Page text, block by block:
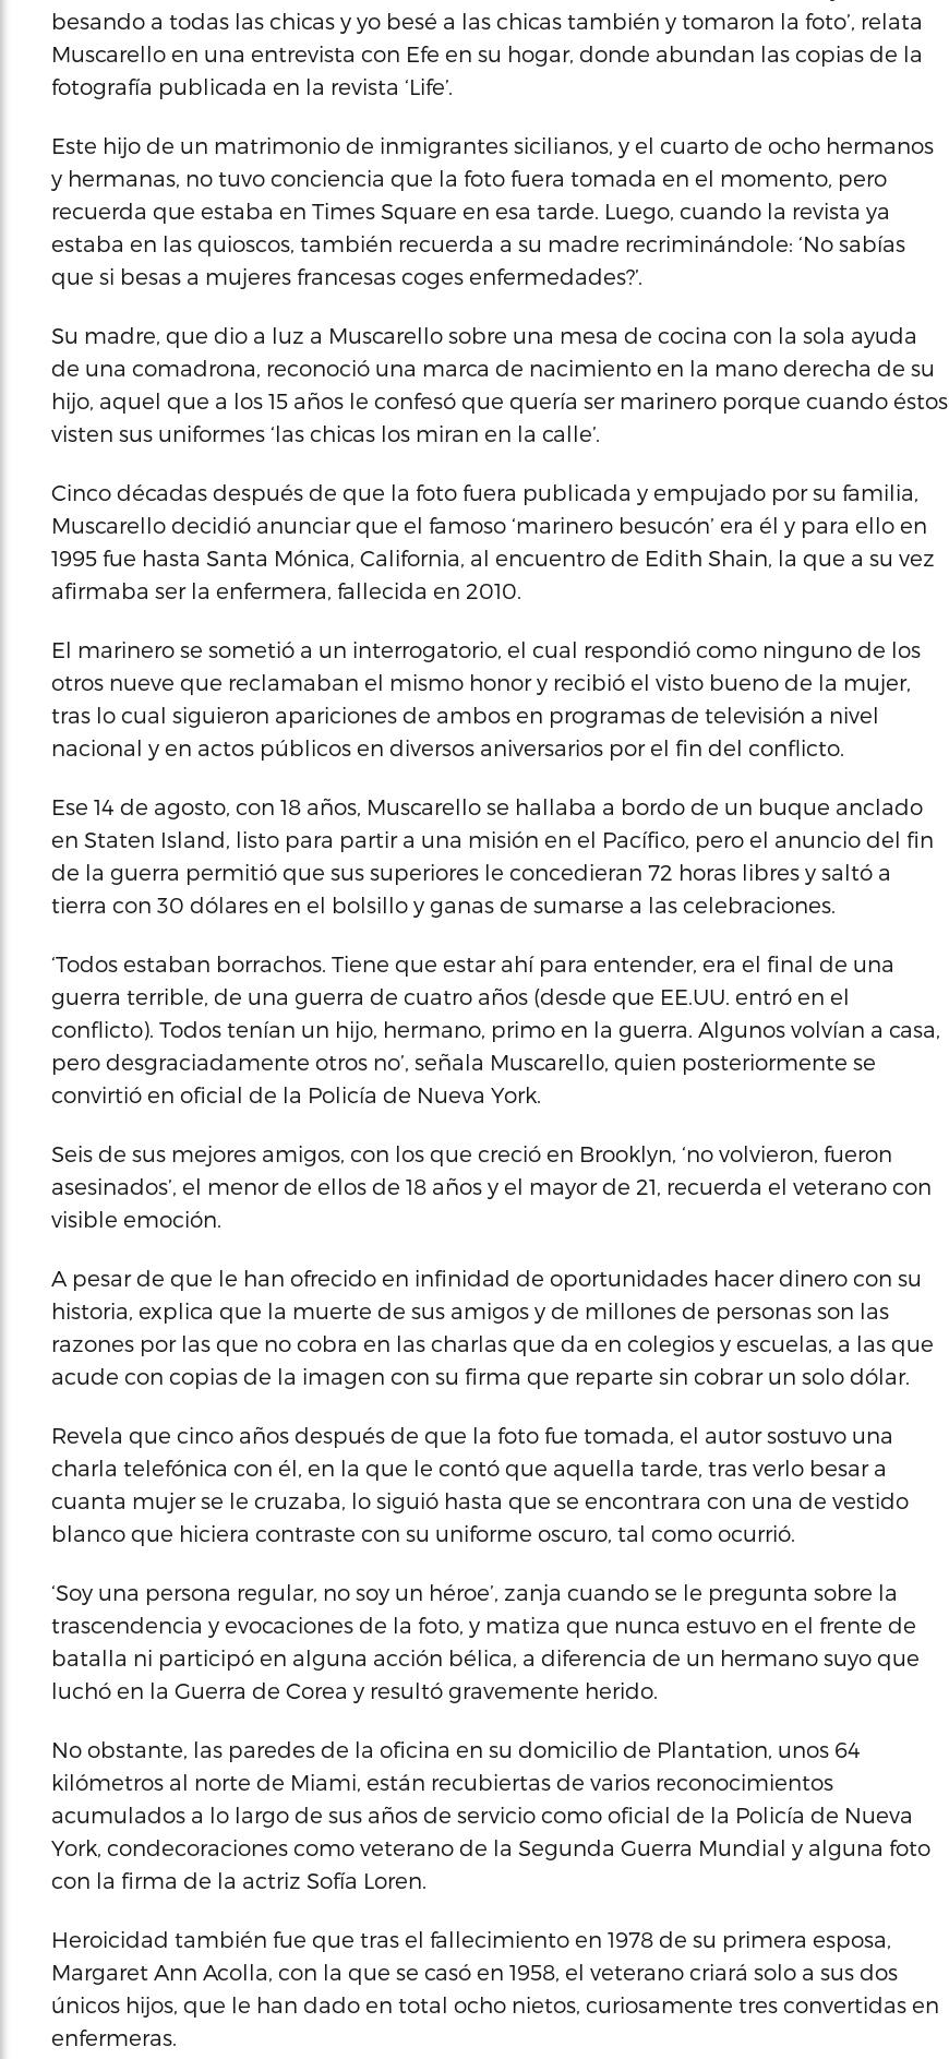
besando a todas las chicas y yo besé a las chicas también y tomaron la foto’, relata
Muscarello en una entrevista con Efe en su hogar, donde abundan las copias de la
fotografía publicada en la revista ‘Life’.
Este hijo de un matrimonio de inmigrantes sicilianos, y el cuarto de ocho hermanos
y hermanas, no tuvo conciencia que la foto fuera tomada en el momento, pero
recuerda que estaba en Times Square en esa tarde. Luego, cuando la revista ya
estaba en las quioscos, también recuerda a su madre recriminándole: ‘No sabías
que si besas a mujeres francesas coges enfermedades?’.
Su madre, que dio a luz a Muscarello sobre una mesa de cocina con la sola ayuda
de una comadrona, reconoció una marca de nacimiento en la mano derecha de su
hijo, aquel que a los 15 años le confesó que quería ser marinero porque cuando éstos
visten sus uniformes ‘las chicas los miran en la calle’.
Cinco décadas después de que la foto fuera publicada y empujado por su familia,
Muscarello decidió anunciar que el famoso ‘marinero besucón’ era él y para ello en
1995 fue hasta Santa Mónica, California, al encuentro de Edith Shain, la que a su vez
afirmaba ser la enfermera, fallecida en 2010.
El marinero se sometió a un interrogatorio, el cual respondió como ninguno de los
otros nueve que reclamaban el mismo honor y recibió el visto bueno de la mujer,
tras lo cual siguieron apariciones de ambos en programas de televisión a nivel
nacional y en actos públicos en diversos aniversarios por el fin del conflicto.
Ese 14 de agosto, con 18 años, Muscarello se hallaba a bordo de un buque anclado
en Staten Island, listo para partir a una misión en el Pacífico, pero el anuncio del fin
de la guerra permitió que sus superiores le concedieran 72 horas libres y saltó a
tierra con 30 dólares en el bolsillo y ganas de sumarse a las celebraciones.
‘Todos estaban borrachos. Tiene que estar ahí para entender, era el final de una
guerra terrible, de una guerra de cuatro años (desde que EE.UU. entró en el
conflicto). Todos tenían un hijo, hermano, primo en la guerra. Algunos volvían a casa,
pero desgraciadamente otros no’, señala Muscarello, quien posteriormente se
convirtió en oficial de la Policía de Nueva York.
Seis de sus mejores amigos, con los que creció en Brooklyn, ‘no volvieron, fueron
asesinados’, el menor de ellos de 18 años y el mayor de 21, recuerda el veterano con
visible emoción.
A pesar de que le han ofrecido en infinidad de oportunidades hacer dinero con su
historia, explica que la muerte de sus amigos y de millones de personas son las
razones por las que no cobra en las charlas que da en colegios y escuelas, a las que
acude con copias de la imagen con su firma que reparte sin cobrar un solo dólar.
Revela que cinco años después de que la foto fue tomada, el autor sostuvo una
charla telefónica con él, en la que le contó que aquella tarde, tras verlo besar a
cuanta mujer se le cruzaba, lo siguió hasta que se encontrara con una de vestido
blanco que hiciera contraste con su uniforme oscuro, tal como ocurrió.
‘Soy una persona regular, no soy un héroe’, zanja cuando se le pregunta sobre la
trascendencia y evocaciones de la foto, y matiza que nunca estuvo en el frente de
batalla ni participó en alguna acción bélica, a diferencia de un hermano suyo que
luchó en la Guerra de Corea y resultó gravemente herido.
No obstante, las paredes de la oficina en su domicilio de Plantation, unos 64
kilómetros al norte de Miami, están recubiertas de varios reconocimientos
acumulados a lo largo de sus años de servicio como oficial de la Policía de Nueva
York, condecoraciones como veterano de la Segunda Guerra Mundial y alguna foto
con la firma de la actriz Sofía Loren.
Heroicidad también fue que tras el fallecimiento en 1978 de su primera esposa,
Margaret Ann Acolla, con la que se casó en 1958, el veterano criará solo a sus dos
únicos hijos, que le han dado en total ocho nietos, curiosamente tres convertidas en
enfermeras.